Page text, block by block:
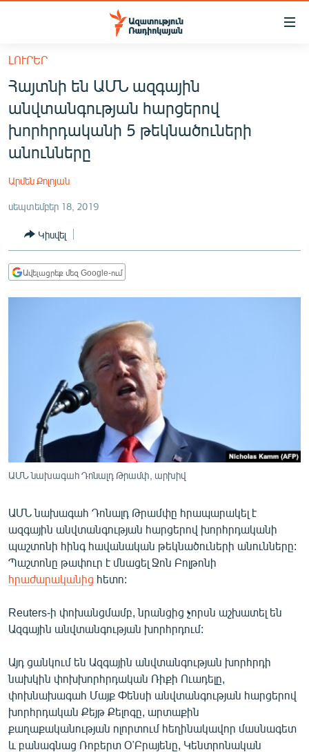
Մատչելիության
հիմնական
բովանդակությանը
Անցնել
հիմնական
մենյուին
Որոնում
ՀԱՅԱՍՏԱՆ
ՔԱՂԱՔԱԿԱՆ
ԸՆՏՐՈՒԹՅՈՒՆՆԵՐ 2026
ՊԱՏԵՐԱԶՄԻ 6 ՇԱԲԱԹՆԵՐԸ
ՏԱՐԱԾԱՇՐՋԱՆ
ՄԵԿՆԱԲԱՆՈՒԹՅՈՒՆ
ՏՏ ԵՒ ԻՆՏԵՐՆԵՏ
ԿՈՐՈՆԱՎԻՐՈՒՍ
ԱՐԽԻՎ
ԲԱՆԱՎԵՃ
ՁԳՏԵԼՈՎ ԼԱՎԱԳՈՒՅՆԻՆ
ՓՈԴՔԱՍԹ
Հայերեն
English
Русский
ՀԵՏԵՎԵՔ ՄԵԶ
ԼՈՒՐԵՐ
Հայտնի են ԱՄՆ ազգային
անվտանգության հարցերով
խորհրդականի 5 թեկնածուների
անունները
Արմեն Քոլոյան
սեպտեմբեր 18, 2019
Կիսվել
Ավելացրեք մեզ Google-ում
ԱՄՆ նախագահ Դոնալդ Թրամփ, արխիվ
ԱՄՆ նախագահ Դոնալդ Թրամփը հրապարակել է
ազգային անվտանգության հարցերով խորհրդականի
պաշտոնի հինգ հավանական թեկնածուների անունները:
Պաշտոնը թափուր է մնացել Ջոն Բոլթոնի
հրաժարականից հետո:
Reuters-ի փոխանցմամբ, նրանցից չորսն աշխատել են
Ազգային անվտանգության խորհրդում:
Այդ ցանկում են Ազգային անվտանգության խորհրդի
նախկին փոխխորհրդական Ռիքի Ուադելը,
փոխնախագահ Մայք Փենսի անվտանգության հարցերով
խորհրդական Քեյթ Քելոգը, արտաքին
քաղաքականության ոլորտում հեղինակավոր մասնագետ
և բանագնաց Ռոբերտ Օ՚Բրայենը, Կենտրոնական